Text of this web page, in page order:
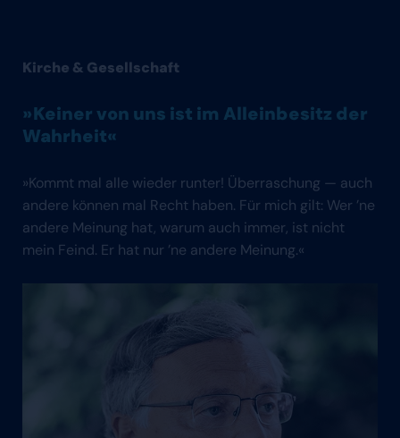
Kirche & Gesellschaft
» Keiner von uns ist im Alleinbesitz der
Wahrheit«
»Kommt mal alle wieder runter! Überraschung — auch
andere können mal Recht haben. Für mich gilt: Wer ’ne
andere Meinung hat, warum auch immer, ist nicht
mein Feind. Er hat nur ’ne andere Meinung.«